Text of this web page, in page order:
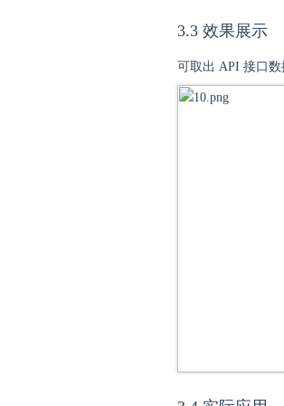
3.3 效果展示
可取出 API 接口数